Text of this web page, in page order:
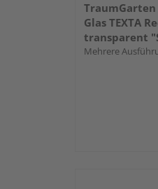
Glas TEXTA
transparent
Mehrere